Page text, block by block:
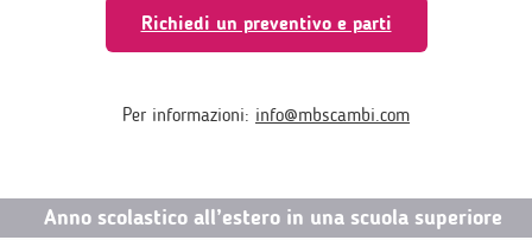
Richiedi un preventivo e parti
Per informazioni: info@mbscambi.com
Anno scolastico all’estero in una scuola superiore